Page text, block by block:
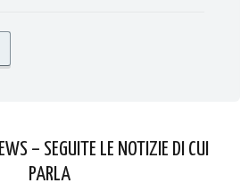
– SEGUITE LE NOTIZIE DI CUI
PARLA